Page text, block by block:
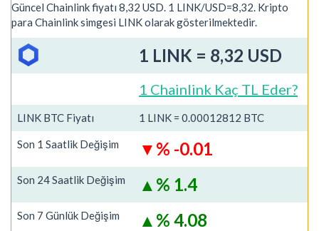
Güncel Chainlink fiyatı 8,32 USD. 1 LINK/USD=8,32. Kripto
para Chainlink simgesi LINK olarak gösterilmektedir.
1 LINK = 8,32 USD
1 Chainlink Kaç TL Eder?
LINK BTC Fiyatı 1 LINK = 0.00012812 BTC
Son 1 Saatlik Değişim % -0.01
Son 24 Saatlik Değişim % 1.4
Son 7 Günlük Değişim % 4.08